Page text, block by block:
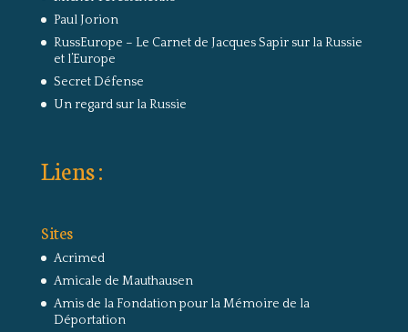
Paul Jorion
RussEurope – Le Carnet de Jacques Sapir sur la Russie
et l’Europe
Secret Défense
Un regard sur la Russie
Liens :
Sites
Acrimed
Amicale de Mauthausen
Amis de la Fondation pour la Mémoire de la
Déportation